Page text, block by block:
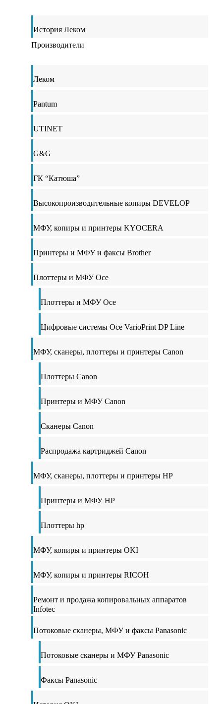
История Леком
Производители
Леком
Pantum
UTINET
G&G
ГК “Катюша”
Высокопроизводительные копиры DEVELOP
МФУ, копиры и принтеры KYOCERA
Принтеры и МФУ и факсы Brother
Плоттеры и МФУ Oce
Плоттеры и МФУ Oce
Цифровые системы Oce VarioPrint DP Line
МФУ, сканеры, плоттеры и принтеры Canon
Плоттеры Canon
Принтеры и МФУ Canon
Сканеры Canon
Распродажа картриджей Canon
МФУ, сканеры, плоттеры и принтеры HP
Принтеры и МФУ HP
Плоттеры hp
МФУ, копиры и принтеры OKI
МФУ, копиры и принтеры RICOH
Ремонт и продажа копировальных аппаратов
Infotec
Потоковые сканеры, МФУ и факсы Panasonic
Потоковые сканеры и МФУ Panasonic
Факсы Panasonic